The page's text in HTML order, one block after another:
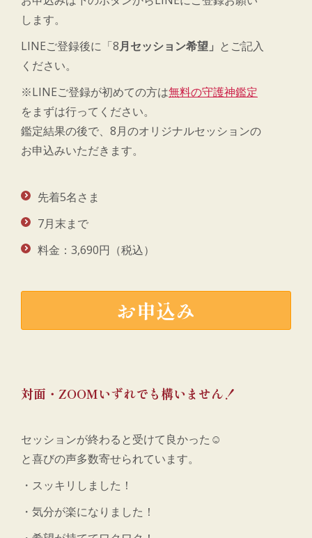
します。
LINEご登録後に「8月セッション希望」 とご記入
ください。
※LINEご登録が初めての方は無料の守護神鑑定
をまずは行ってください。
鑑定結果の後で、8月のオリジナルセッションの
お申込みいただきます。
先着5名さま
7月末まで
料金：3,690円（税込）
お申込み
対面・ZOOMいずれでも構いません！
セッションが終わると受けて良かった☺
と喜びの声多数寄せられています。
・スッキリしました！
・気分が楽になりました！